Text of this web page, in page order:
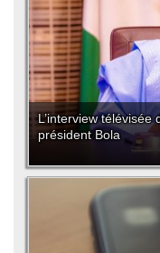
L’interview
président Bola